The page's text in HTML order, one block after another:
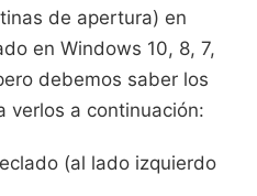
de apertura) en
en Windows 10, 8, 7,
debemos saber los
verlos a continuación:
(al lado izquierdo